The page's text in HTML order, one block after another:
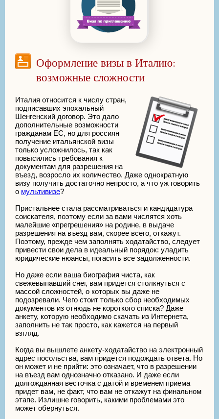
Оформление визы в Италию:
возможные сложности
Италия относится к числу стран,
подписавших эпохальный
Шенгенский договор. Это дало
дополнительные возможности
гражданам ЕС, но для россиян
получение итальянской визы
только усложнилось, так как
повысились требования к
документам для разрешения на
въезд, возросло их количество. Даже однократную
визу получить достаточно непросто, а что уж говорить
о мультивизе?
Пристальнее стала рассматриваться и кандидатура
соискателя, поэтому если за вами числятся хоть
малейшие «прегрешения» на родине, в выдаче
разрешения на въезд вам, скорее всего, откажут.
Поэтому, прежде чем заполнять ходатайство, следует
привести свои дела в идеальный порядок: уладить
юридические нюансы, погасить все задолженности.
Но даже если ваша биография чиста, как
свежевыпавший снег, вам придется столкнуться с
массой сложностей, о которых вы даже не
подозревали. Чего стоит только сбор необходимых
документов из отнюдь не короткого списка? Даже
анкету, которую необходимо скачать из Интернета,
заполнить не так просто, как кажется на первый
взгляд.
Когда вы вышлете анкету-ходатайство на электронный
адрес посольства, вам придется подождать ответа. Но
он может и не прийти: это означает, что в разрешении
на въезд вам однозначно отказано. И даже если
долгожданная весточка с датой и временем приема
придет вам, не факт, что вам не откажут на финальном
этапе. Излишне говорить, какими проблемами это
может обернуться.